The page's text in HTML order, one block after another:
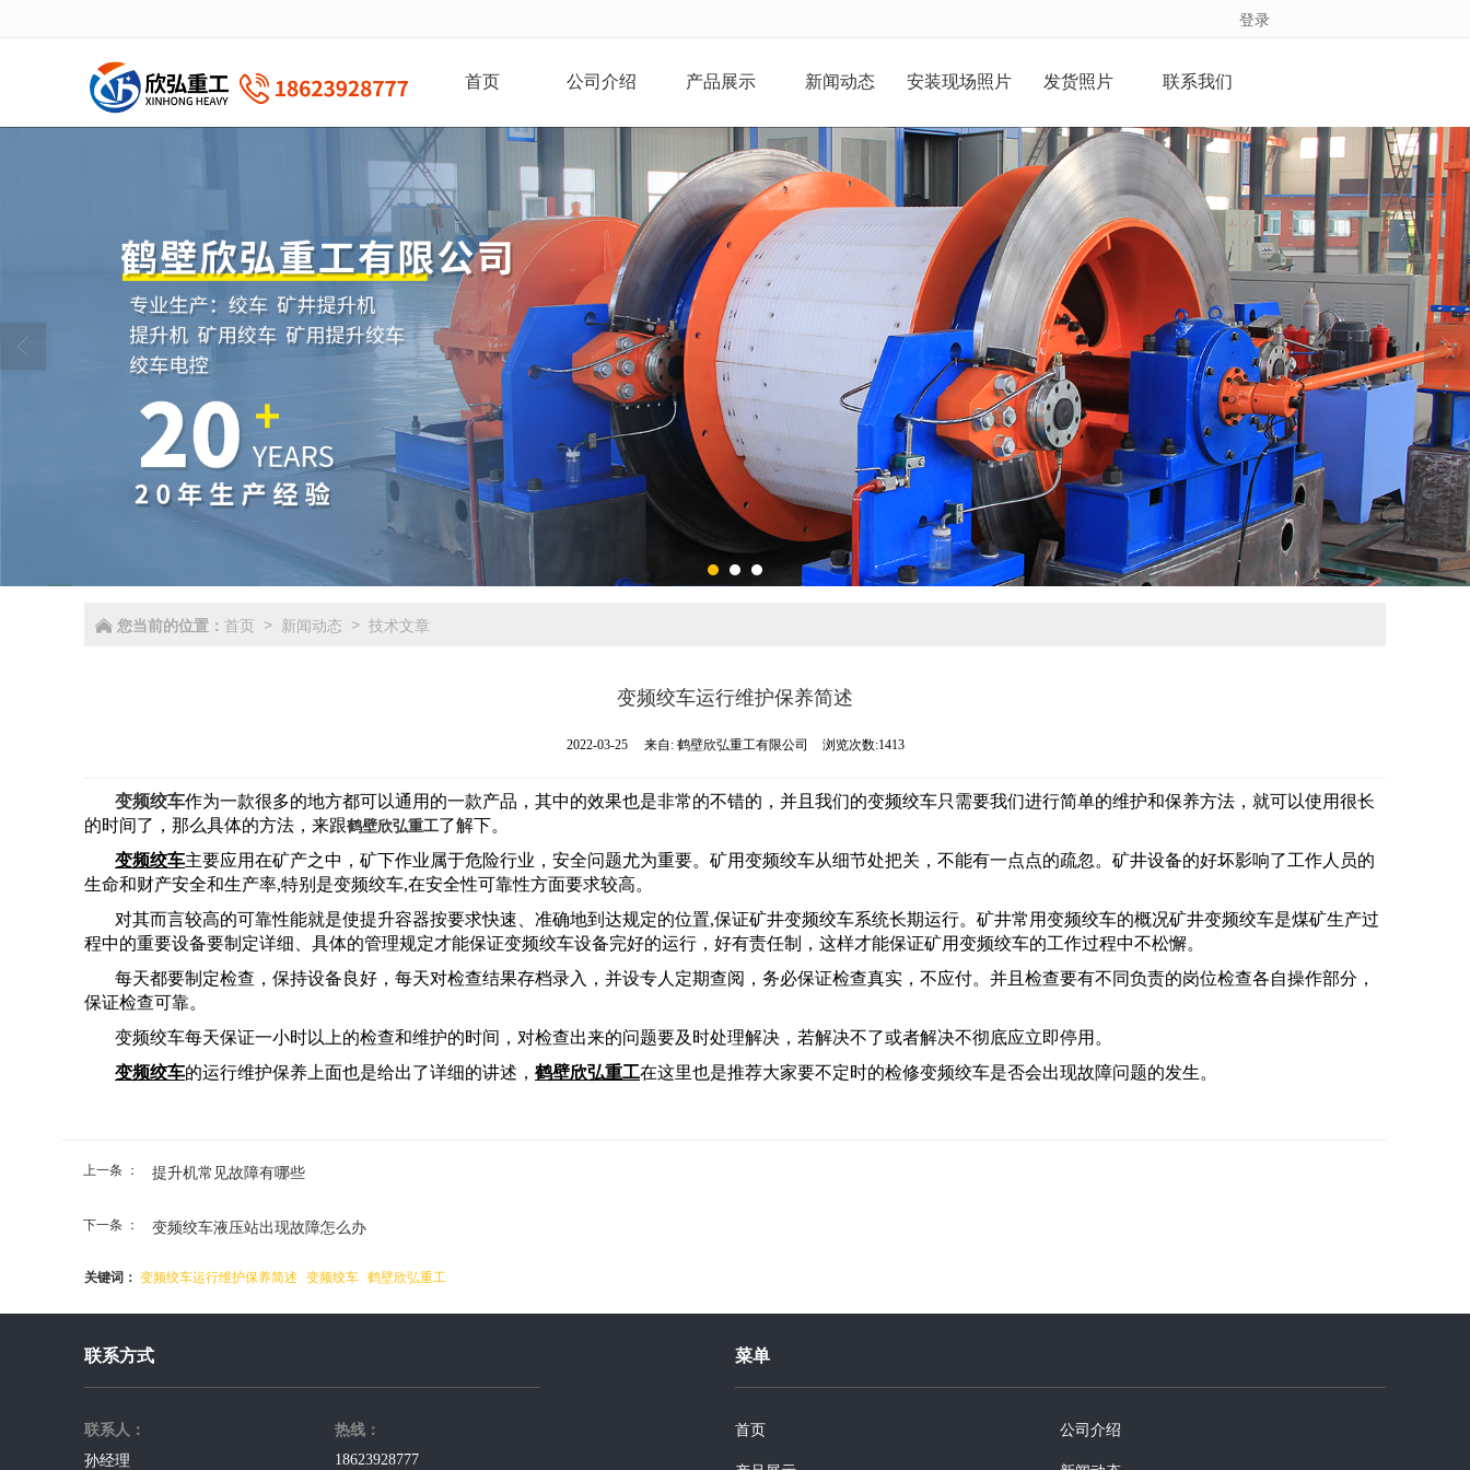
登录
首页 公司介绍 产品展示 新闻动态 安装现场照片 发货照片 联系我们
您当前的位置： 首页 > 新闻动态 > 技术文章
变频绞车运行维护保养简述
2022-03-25 来自: 鹤壁欣弘重工有限公司 浏览次数:1413
变频绞车作为一款很多的地方都可以通用的一款产品，其中的效果也是非常的不错的，并且我们的变频绞车只需要我们进行简单的维护和保养方法，就可以使用很长
的时间了，那么具体的方法，来跟鹤壁欣弘重工了解下。
变频绞车主要应用在矿产之中，矿下作业属于危险行业，安全问题尤为重要。矿用变频绞车从细节处把关，不能有一点点的疏忽。矿井设备的好坏影响了工作人员的
生命和财产安全和生产率,特别是变频绞车,在安全性可靠性方面要求较高。
对其而言较高的可靠性能就是使提升容器按要求快速、准确地到达规定的位置,保证矿井变频绞车系统长期运行。矿井常用变频绞车的概况矿井变频绞车是煤矿生产过
程中的重要设备要制定详细、具体的管理规定才能保证变频绞车设备完好的运行，好有责任制，这样才能保证矿用变频绞车的工作过程中不松懈。
每天都要制定检查，保持设备良好，每天对检查结果存档录入，并设专人定期查阅，务必保证检查真实，不应付。并且检查要有不同负责的岗位检查各自操作部分，
保证检查可靠。
变频绞车每天保证一小时以上的检查和维护的时间，对检查出来的问题要及时处理解决，若解决不了或者解决不彻底应立即停用。
变频绞车的运行维护保养上面也是给出了详细的讲述， 鹤壁欣弘重工在这里也是推荐大家要不定时的检修变频绞车是否会出现故障问题的发生。
上一条 ： 提升机常见故障有哪些
下一条 ： 变频绞车液压站出现故障怎么办
关键词： 变频绞车运行维护保养简述 变频绞车 鹤壁欣弘重工
联系方式
联系人：
孙经理
热线：
18623928777
菜单
首页 公司介绍